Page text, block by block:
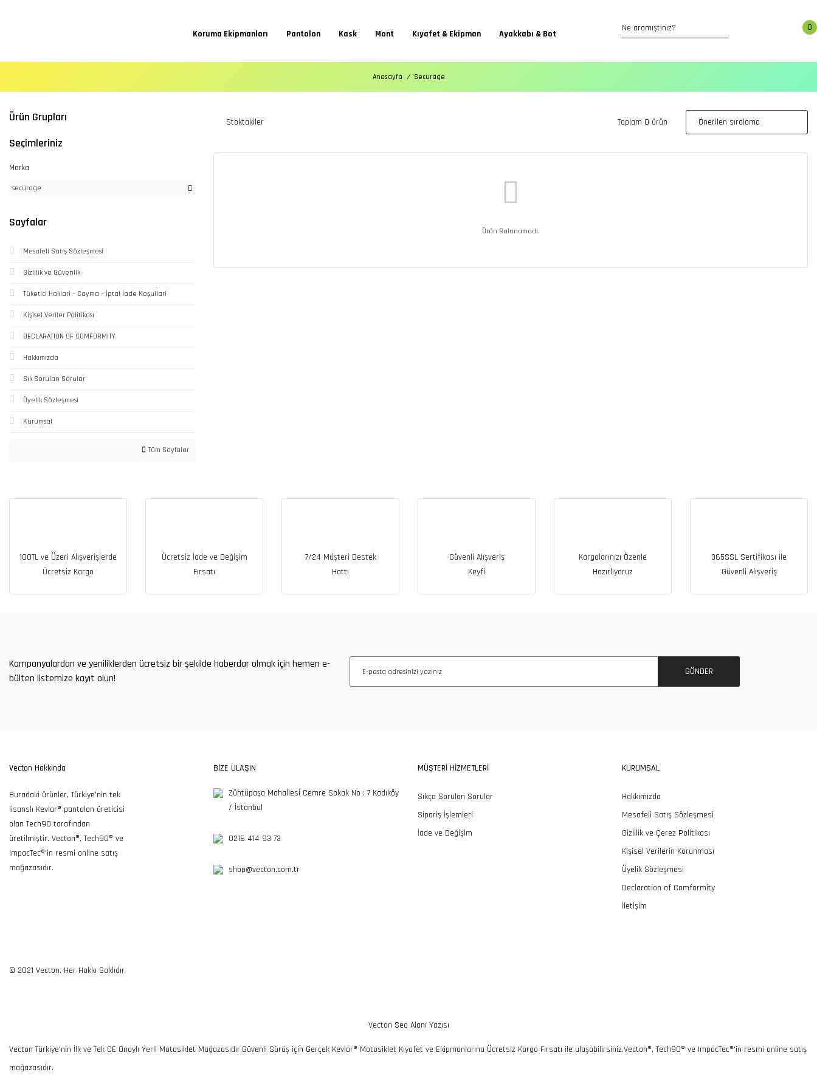
Koruma Ekipmanları Pantolon Kask Mont Kıyafet & Ekipman Ayakkabı & Bot
0
Anasayfa Securage
Ürün Grupları
Seçimleriniz
Marka
securage
Sayfalar
Mesafeli Satış Sözleşmesi
Gizlilik ve Güvenlik
Tüketici Haklari – Cayma – İptal İade Koşullari
Kişisel Veriler Politikası
DECLARATION OF COMFORMITY
Hakkımızda
Sık Sorulan Sorular
Üyelik Sözleşmesi
Kurumsal
Tüm Sayfalar
Stoktakiler Toplam 0 ürün
Ürün Bulunamadı.
100TL ve Üzeri Alışverişlerde
Ücretsiz Kargo
Ücretsiz İade ve Değişim
Fırsatı
7/24 Müşteri Destek
Hattı
Güvenli Alışveriş
Keyfi
Kargolarınızı Özenle
Hazırlıyoruz
365SSL Sertifikası ile
Güvenli Alışveriş
Kampanyalardan ve yeniliklerden ücretsiz bir şekilde haberdar olmak için hemen e-
bülten listemize kayıt olun!
GÖNDER
Vecton Hakkında
Buradaki ürünler, Türkiye'nin tek
lisanslı Kevlar® pantolon üreticisi
olan Tech90 tarafından
üretilmiştir. Vecton®, Tech90® ve
ImpacTec®'in resmi online satış
mağazasıdır.
BİZE ULAŞIN
Zühtüpaşa Mahallesi Cemre Sokak No : 7 Kadıköy
/ İstanbul
0216 414 93 73
shop@vecton.com.tr
MÜŞTERİ HİZMETLERİ
Sıkça Sorulan Sorular
Sipariş İşlemleri
İade ve Değişim
KURUMSAL
Hakkımızda
Mesafeli Satış Sözleşmesi
Gizlilik ve Çerez Politikası
Kişisel Verilerin Korunması
Üyelik Sözleşmesi
Declaration of Comformity
İletişim
© 2021 Vecton. Her Hakkı Saklıdır
Vecton Seo Alanı Yazısı
Vecton Türkiye'nin İlk ve Tek CE Onaylı Yerli Motosiklet Mağazasıdır.Güvenli Sürüş için Gerçek Kevlar® Motosiklet Kıyafet ve Ekipmanlarına Ücretsiz Kargo Fırsatı ile ulaşabilirsiniz.Vecton®, Tech90® ve ImpacTec®'in resmi online satış
mağazasıdır.